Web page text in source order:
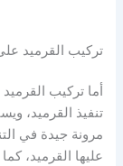
تركيب القرميد
أما تركيب
تنفيذ القرميد،
مرونة جيدة في
عليها القرميد،